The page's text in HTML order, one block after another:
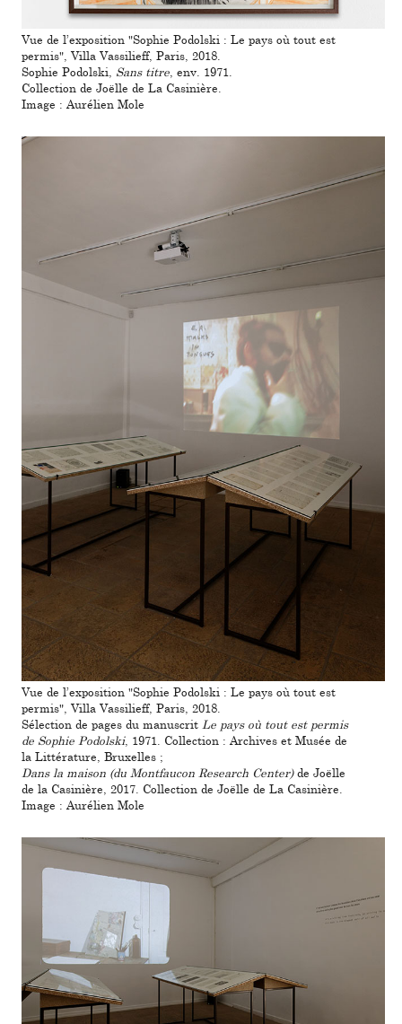
Vue de l’expo­si­tion "Sophie Podolski : Le pays où tout est
permis", Villa Vassilieff, Paris, 2018.
Sophie Podolski, Sans titre, env. 1971.
Collection de Joëlle de La Casinière.
Image : Aurélien Mole
Vue de l’expo­si­tion "Sophie Podolski : Le pays où tout est
permis", Villa Vassilieff, Paris, 2018.
Sélection de pages du manus­crit Le pays où tout est permis
de Sophie Podolski, 1971. Collection : Archives et Musée de
la Littérature, Bruxelles ;
Dans la maison (du Montfaucon Research Center)de Joëlle
de la Casinière, 2017. Collection de Joëlle de La Casinière.
Image : Aurélien Mole